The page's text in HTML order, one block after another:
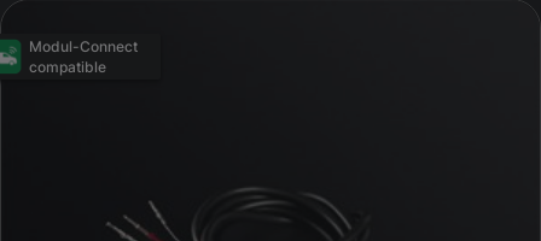
Modul-Connect
compatible